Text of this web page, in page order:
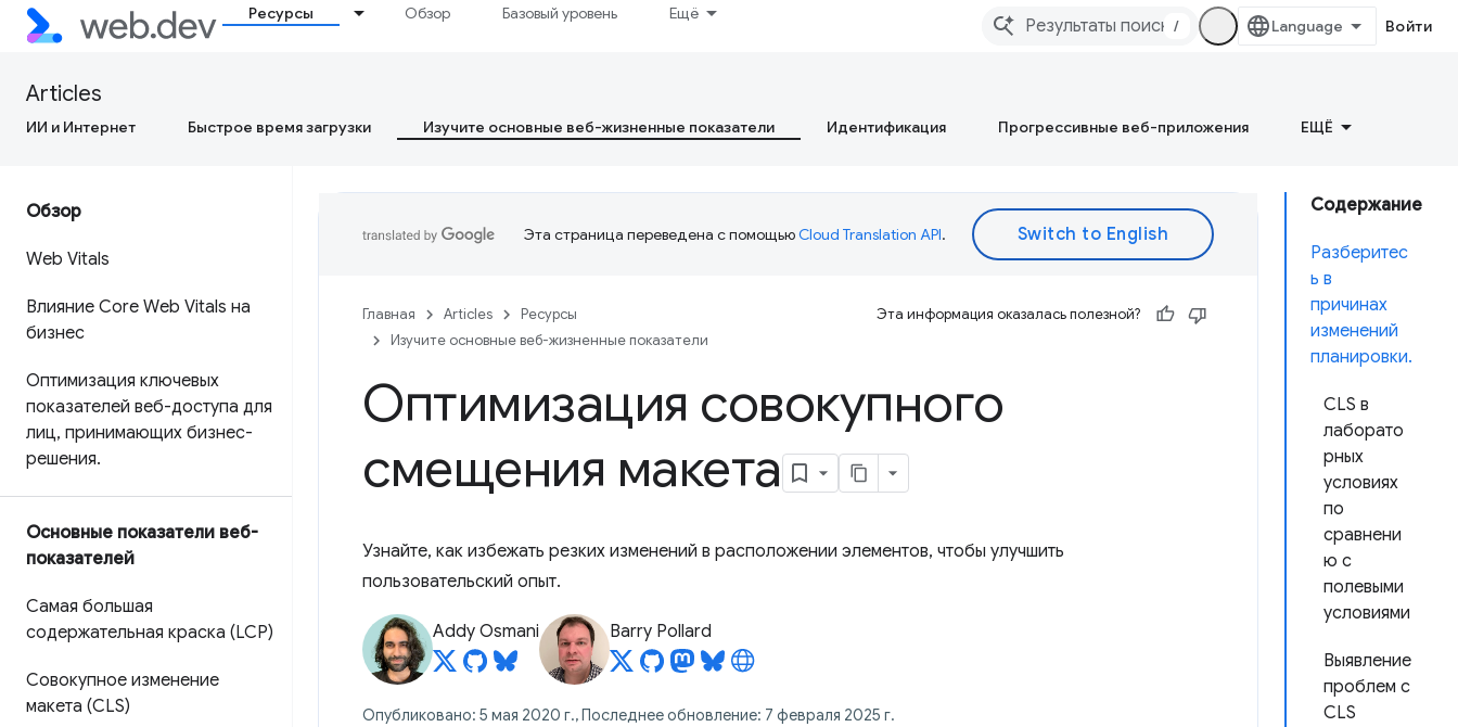
Ресурсы Обзор Базовый уровень Ещё
/ Войти
Articles
ИИ и Интернет Быстрое время загрузки Изучите основные веб-жизненные показатели Идентификация Прогрессивные веб-приложения ЕЩЁ
Обзор
Web Vitals
Влияние Core Web Vitals на
бизнес
Оптимизация ключевых
показателей веб-доступа для
лиц, принимающих бизнес-
решения.
Основные показатели веб-
показателей
Самая большая
содержательная краска (LCP)
Совокупное изменение
макета (CLS)
Содержание
Разберитес
ь в
причинах
изменений
планировки.
CLS в
лаборато
рных
условиях
по
сравнени
ю с
полевыми
условиями
Выявление
проблем с
CLS
Эта страница переведена с помощьюCloud Translation API.
Главная Articles
Ресурсы
Изучите основные веб-жизненные показатели
Эта информация оказалась полезной?
Оптимизация совокупного
смещения макета
Узнайте, как избежать резких изменений в расположении элементов, чтобы улучшить
пользовательский опыт.
Addy Osmani Barry Pollard
Опубликовано: 5 мая 2020 г., Последнее обновление: 7 февраля 2025 г.